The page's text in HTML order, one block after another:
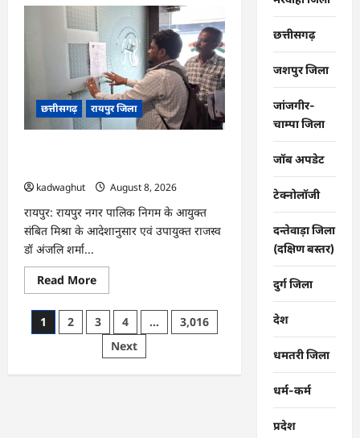
CG
:
किताबों
से
भरा
बस्ता
और
स्कूल
पहुंचने
के
लिए
मुश्किल
छत्तीसगढ़ रायपुर जिला
kadwaghut
August 8, 2026
रायपुर: रायपुर नगर पालिक निगम के आयुक्त
संबित मिश्रा के आदेशानुसार एवं उपायुक्त राजस्व
डॉ अंजलि शर्मा...
Read MoreRead
more
CG
:
मोती
महल
में
Posts
1 2 3 4 …
3,016
Next
छत्तीसगढ़
जशपुर जिला
जांजगीर-
चाम्पा जिला
जॉब अपडेट
टेक्नोलॉजी
दन्तेवाड़ा जिला
(दक्षिण बस्तर)
दुर्ग जिला
देश
धमतरी जिला
धर्म-कर्म
प्रदेश